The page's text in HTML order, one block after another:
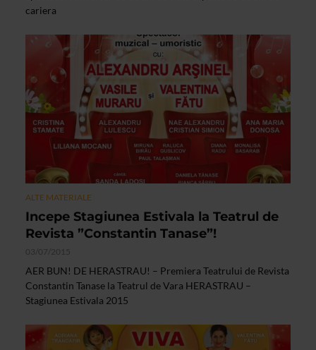
cariera
ALTE MATERIALE
Incepe Stagiunea Estivala la Teatrul de
Revista ”Constantin Tanase”!
03/07/2015
AER BUN! DE HERASTRAU! – Premiera Teatrului de Revista
Constantin Tanase la Teatrul de Vara HERASTRAU –
Stagiunea Estivala 2015